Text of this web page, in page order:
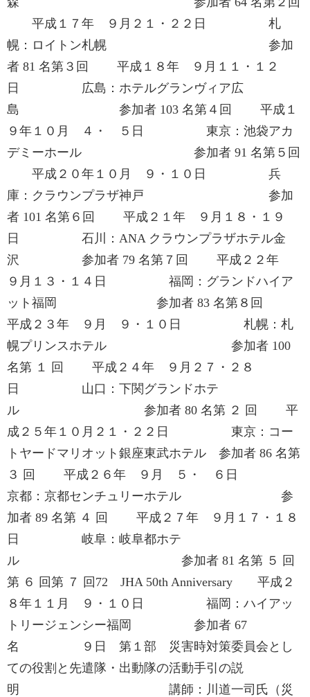
平成１７年 ９月２１・２２日 札
幌：ロイトン札幌 参加
者 81 名第３回 平成１８年 ９月１１・１２
日 広島：ホテルグランヴィア広
島 参加者 103 名第４回 平成１
９年１０月 ４・ ５日 東京：池袋アカ
デミーホール 参加者 91 名第５回
平成２０年１０月 ９・１０日 兵
庫：クラウンプラザ神戸 参加
者 101 名第６回 平成２１年 ９月１８・１９
日 石川：ANA クラウンプラザホテル金
沢 参加者 79 名第７回 平成２２年
９月１３・１４日 福岡：グランドハイア
ット福岡 参加者 83 名第８回
平成２３年 ９月 ９・１０日 札幌：札
幌プリンスホテル 参加者 100
名第 １ 回 平成２４年 ９月２７・２８
日 山口：下関グランドホテ
ル 参加者 80 名第 ２ 回 平
成２５年１０月２１・２２日 東京：コー
トヤードマリオット銀座東武ホテル 参加者 86 名第
３ 回 平成２６年 ９月 ５・ ６日
京都：京都センチュリーホテル 参
加者 89 名第 ４ 回 平成２７年 ９月１７・１８
日 岐阜：岐阜都ホテ
ル 参加者 81 名第 ５ 回
第 ６ 回第 ７ 回72 JHA 50th Anniversary 平成２
８年１１月 ９・１０日 福岡：ハイアッ
トリージェンシー福岡 参加者 67
名 ９日 第１部 災害時対策委員会とし
ての役割と先遣隊・出動隊の活動手引の説
明 講師：川道一司氏（災